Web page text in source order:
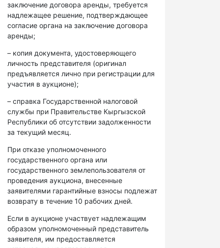
заключение договора аренды, требуется
надлежащее решение, подтверждающее
согласие органа на заключение договора
аренды;
– копия документа, удостоверяющего
личность представителя (оригинал
предъявляется лично при регистрации для
участия в аукционе);
– справка Государственной налоговой
службы при Правительстве Кыргызской
Республики об отсутствии задолженности
за текущий месяц.
При отказе уполномоченного
государственного органа или
государственного землепользователя от
проведения аукциона, внесенные
заявителями гарантийные взносы подлежат
возврату в течение 10 рабочих дней.
Если в аукционе участвует надлежащим
образом уполномоченный представитель
заявителя, им предоставляется